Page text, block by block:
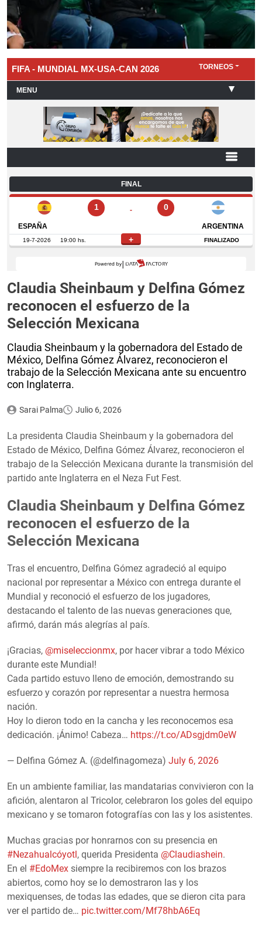
Claudia Sheinbaum y Delfina Gómez
reconocen el esfuerzo de la
Selección Mexicana
Claudia Sheinbaum y la gobernadora del Estado de
México, Delfina Gómez Álvarez, reconocieron el
trabajo de la Selección Mexicana ante su encuentro
con Inglaterra.
Sarai Palma Julio 6, 2026
La presidenta Claudia Sheinbaum y la gobernadora del
Estado de México, Delfina Gómez Álvarez, reconocieron el
trabajo de la Selección Mexicana durante la transmisión del
partido ante Inglaterra en el Neza Fut Fest.
Claudia Sheinbaum y Delfina Gómez
reconocen el esfuerzo de la
Selección Mexicana
Tras el encuentro, Delfina Gómez agradeció al equipo
nacional por representar a México con entrega durante el
Mundial y reconoció el esfuerzo de los jugadores,
destacando el talento de las nuevas generaciones que,
afirmó, darán más alegrías al país.
¡Gracias, @miseleccionmx, por hacer vibrar a todo México
durante este Mundial!
Cada partido estuvo lleno de emoción, demostrando su
esfuerzo y corazón por representar a nuestra hermosa
nación.
Hoy lo dieron todo en la cancha y les reconocemos esa
dedicación. ¡Ánimo! Cabeza… https://t.co/ADsgjdm0eW
— Delfina Gómez A. (@delfinagomeza) July 6, 2026
En un ambiente familiar, las mandatarias convivieron con la
afición, alentaron al Tricolor, celebraron los goles del equipo
mexicano y se tomaron fotografías con las y los asistentes.
Muchas gracias por honrarnos con su presencia en
#Nezahualcóyotl, querida Presidenta @Claudiashein.
En el #EdoMex siempre la recibiremos con los brazos
abiertos, como hoy se lo demostraron las y los
mexiquenses, de todas las edades, que se dieron cita para
ver el partido de… pic.twitter.com/Mf78hbA6Eq